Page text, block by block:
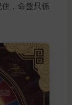
，命盤只係